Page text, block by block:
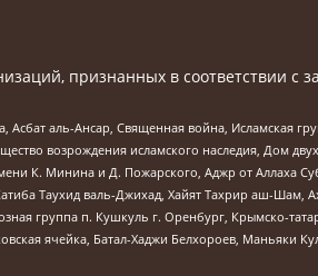
признанных в соответствии с
аль-Ансар, Священная война, Исламская
возрождения исламского наследия, Дом
К. Минина и Д. Пожарского, Аджр от Аллаха
Таухид валь-Джихад, Хайят Тахрир аш-
группа п. Кушкуль г. Оренбург, Крымско-
ячейка, Батал-Хаджи Белхороев, Маньяки